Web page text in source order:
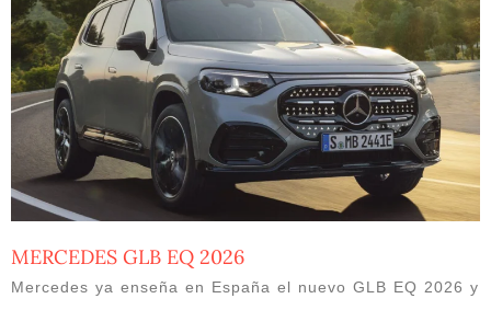
MERCEDES GLB EQ 2026
Mercedes ya enseña en España el nuevo GLB EQ 2026 y